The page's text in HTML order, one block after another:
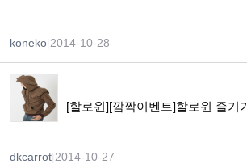
koneko 2014-10-28
dkcarrot 2014-10-27